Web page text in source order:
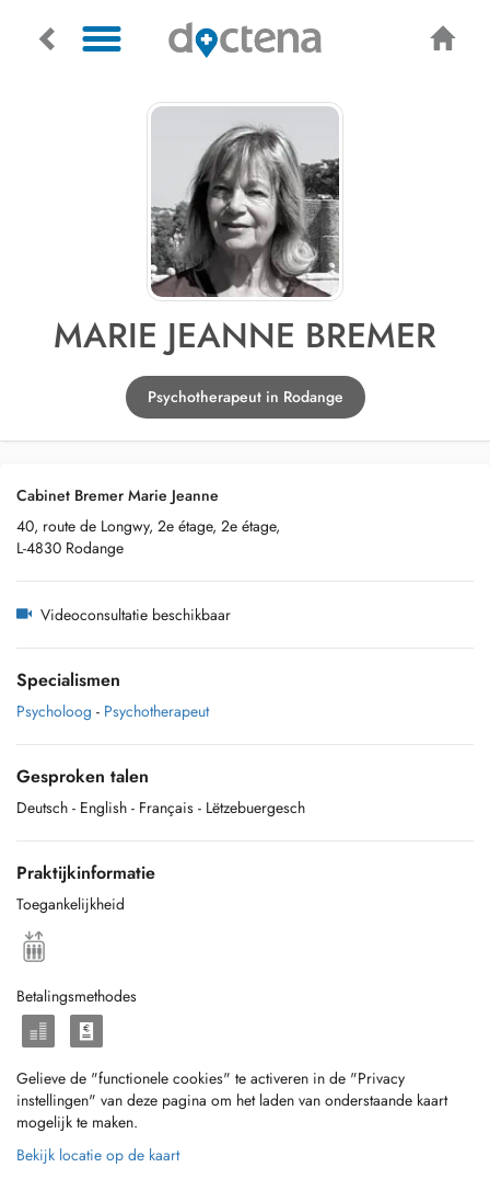
MARIE JEANNE BREMER
Psychotherapeut in Rodange
Cabinet Bremer Marie Jeanne
40, route de Longwy, 2e étage, 2e étage,
L-4830 Rodange
Videoconsultatie beschikbaar
Specialismen
Psycholoog - Psychotherapeut
Gesproken talen
Deutsch - English - Français - Lëtzebuergesch
Praktijkinformatie
Toegankelijkheid
Betalingsmethodes
Gelieve de "functionele cookies" te activeren in de "Privacy
instellingen" van deze pagina om het laden van onderstaande kaart
mogelijk te maken.
Bekijk locatie op de kaart